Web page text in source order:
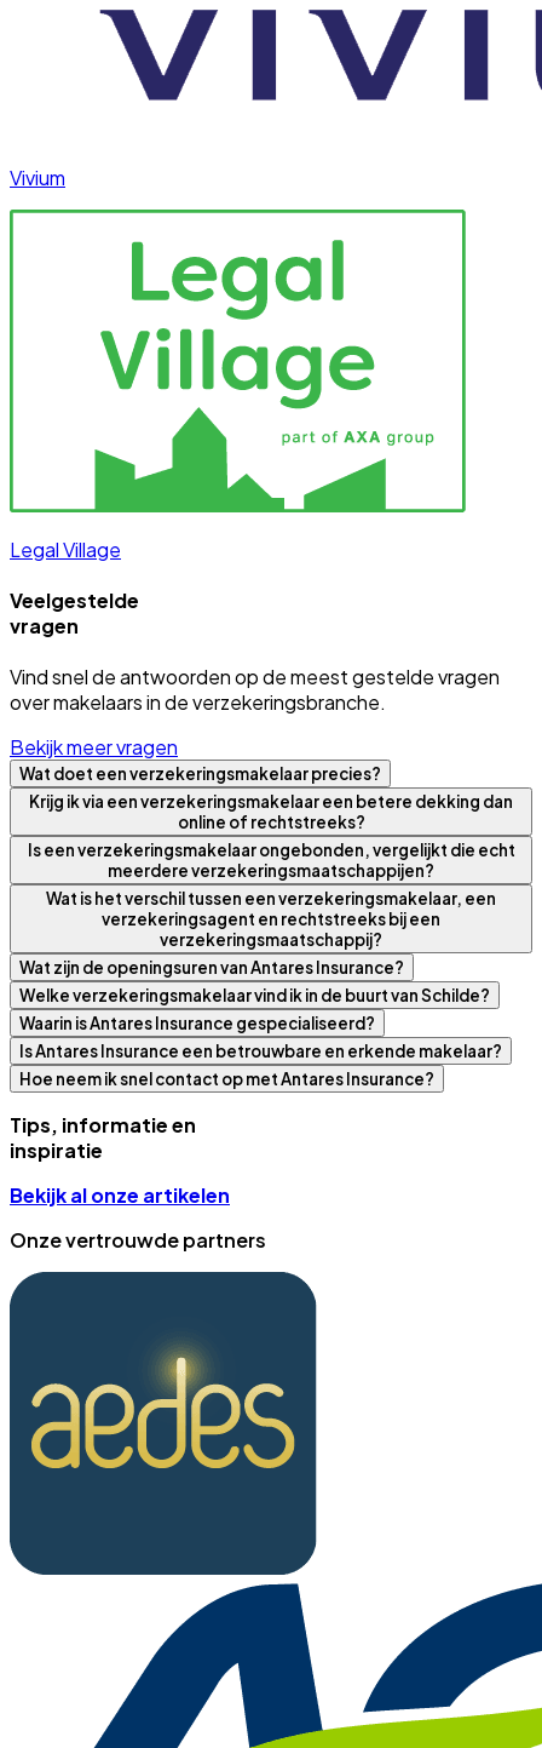
Vivium
Legal Village
Veelgestelde
vragen
Vind snel de antwoorden op de meest gestelde vragen
over makelaars in de verzekeringsbranche.
Bekijk meer vragen
Wat doet een verzekeringsmakelaar precies?
Krijg ik via een verzekeringsmakelaar een betere dekking dan
online of rechtstreeks?
Is een verzekeringsmakelaar ongebonden, vergelijkt die echt
meerdere verzekeringsmaatschappijen?
Wat is het verschil tussen een verzekeringsmakelaar, een
verzekeringsagent en rechtstreeks bij een
verzekeringsmaatschappij?
Wat zijn de openingsuren van Antares Insurance?
Welke verzekeringsmakelaar vind ik in de buurt van Schilde?
Waarin is Antares Insurance gespecialiseerd?
Is Antares Insurance een betrouwbare en erkende makelaar?
Hoe neem ik snel contact op met Antares Insurance?
Tips, informatie en
inspiratie
Bekijk al onze artikelen
Onze vertrouwde partners